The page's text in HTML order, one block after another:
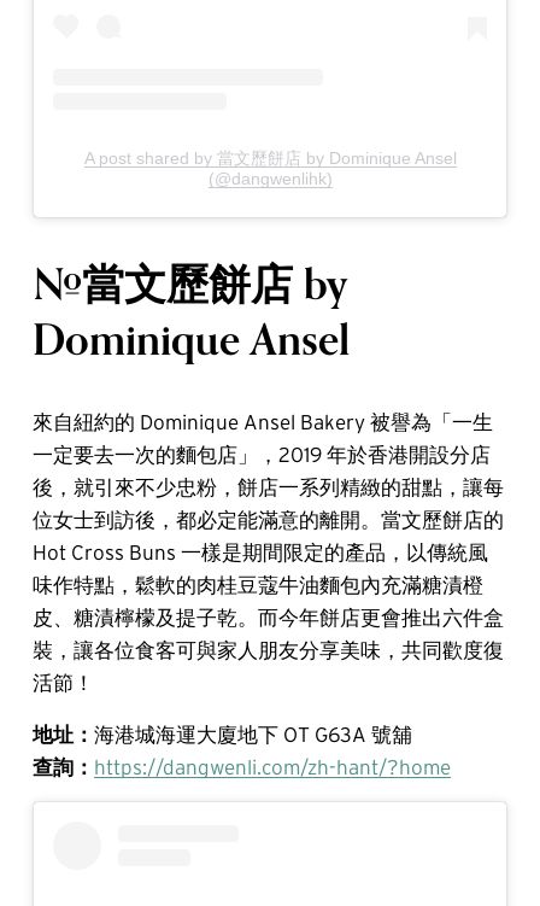
A post shared by 當文歷餅店 by Dominique Ansel
(@dangwenlihk)
#當文歷餅店 by
Dominique Ansel
來自紐約的 Dominique Ansel Bakery 被譽為「一生
一定要去一次的麵包店」，2019 年於香港開設分店
後，就引來不少忠粉，餅店一系列精緻的甜點，讓每
位女士到訪後，都必定能滿意的離開。當文歷餅店的
Hot Cross Buns 一樣是期間限定的產品，以傳統風
味作特點，鬆軟的肉桂豆蔻牛油麵包內充滿糖漬橙
皮、糖漬檸檬及提子乾。而今年餅店更會推出六件盒
裝，讓各位食客可與家人朋友分享美味，共同歡度復
活節！
地址： 海港城海運大廈地下 OT G63A 號舖
查詢： https://dangwenli.com/zh-hant/?home